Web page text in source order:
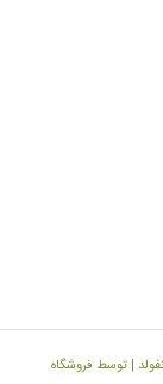
| توسط فروشگاه